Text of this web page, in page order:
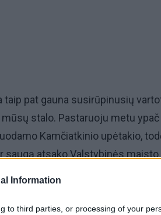
Information
to third parties, or processing of your
pat gauna susirūpinusių
stalo. Pastaruoju metu
Kamčiatkinio upėtakio,
saugą atsako Valstybinės maisto
mykiss) - tai žuvų